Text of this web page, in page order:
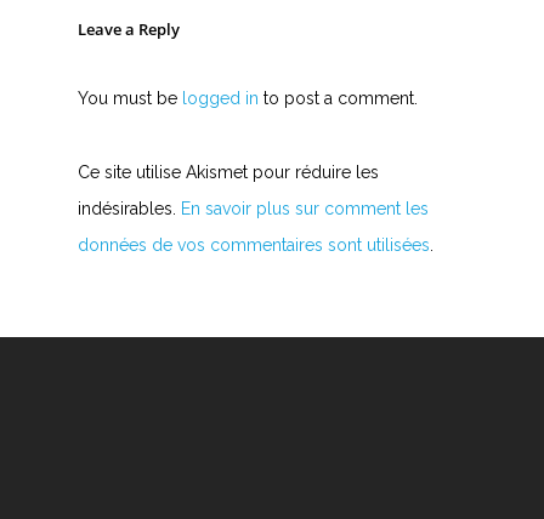
Leave a Reply
You must be logged in to post a comment.
Ce site utilise Akismet pour réduire les
indésirables.
En savoir plus sur comment les
données de vos commentaires sont utilisées